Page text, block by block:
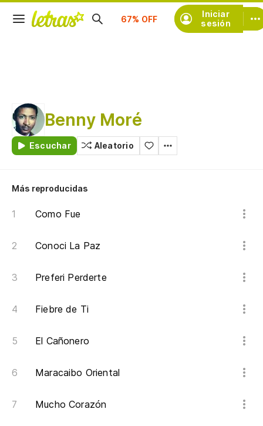
Iniciar
sesión
Benny Moré
Escuchar Aleatorio
Más reproducidas
Como Fue
Conoci La Paz
Preferi Perderte
Fiebre de Ti
El Cañonero
Maracaibo Oriental
Mucho Corazón